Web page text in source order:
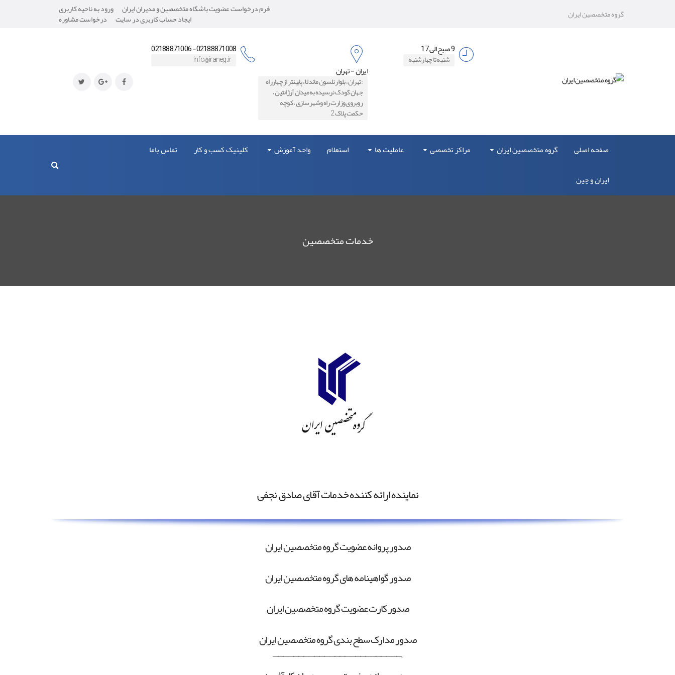
گروه متخصصین ایران فرم درخواست عضویت باشگاه متخصصین و مدیران ایران ورود به ناحیه کاربری
ایجاد حساب کاربری در سایت درخواست مشاوره
02188871008- 02188871006
info@iraneg.ir
ایران - تهران
:تهران ، بلوار نلسون ماندلا ، پایینتر از چهارراه
جهان کودک نرسیده به میدان آرژانتین ،
روبروی وزارت راه و‌شهرسازی ، کوچه
حکمت پلاک 2
9 صبح الی 17
شنبه تا چهارشنبه
صفحه اصلی گروه متخصصین ایران مراکز تخصصی عاملیت ها استعلام واحد آموزش کلینیک کسب و کار
تماس باما
ایران و چین
خدمات متخصصین
نماینده ارائه کننده خدمات آقای صادق نجفی
صدور پروانه عضویت گروه متخصصین ایران
صدور گواهینامه های گروه متخصصین ایران
صدور کارت عضویت گروه متخصصین ایران
صدور مدارک سطح بندی گروه متخصصین ایران
—————————————————————————–